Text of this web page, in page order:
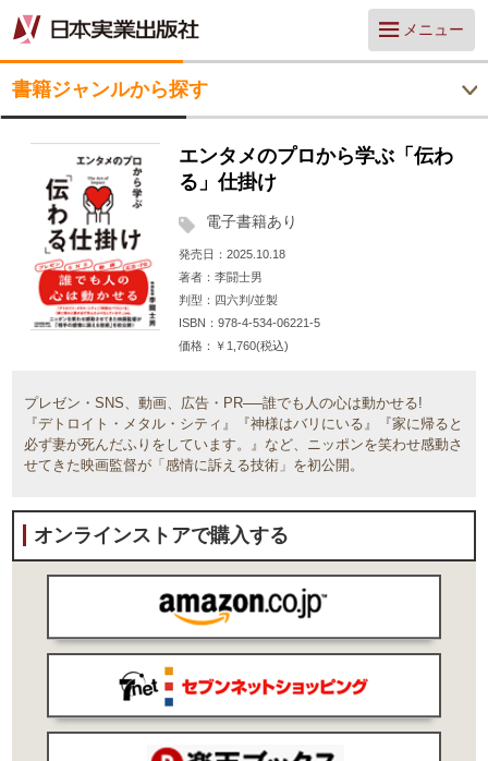
メニュー
書籍ジャンルから探す
エンタメのプロから学ぶ「伝わ
る」仕掛け
電子書籍あり
発売日
2025.10.18
著者
李闘士男
判型
四六判/並製
ISBN
978-4-534-06221-5
価格
￥1,760(税込)
プレゼン・SNS、動画、広告・PR──誰でも人の心は動かせる!
『デトロイト・メタル・シティ』『神様はバリにいる』『家に帰ると
必ず妻が死んだふりをしています。』など、ニッポンを笑わせ感動さ
せてきた映画監督が「感情に訴える技術」を初公開。
オンラインストアで購入する